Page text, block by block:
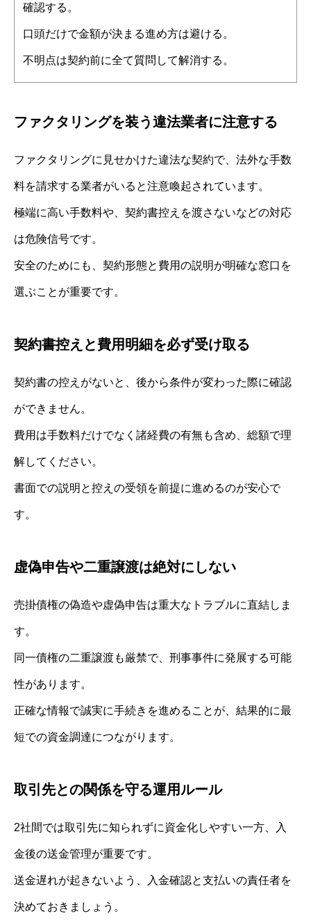
確認する。
口頭だけで金額が決まる進め方は避ける。
不明点は契約前に全て質問して解消する。
ファクタリングを装う違法業者に注意する
ファクタリングに見せかけた違法な契約で、法外な手数
料を請求する業者がいると注意喚起されています。
極端に高い手数料や、契約書控えを渡さないなどの対応
は危険信号です。
安全のためにも、契約形態と費用の説明が明確な窓口を
選ぶことが重要です。
契約書控えと費用明細を必ず受け取る
契約書の控えがないと、後から条件が変わった際に確認
ができません。
費用は手数料だけでなく諸経費の有無も含め、総額で理
解してください。
書面での説明と控えの受領を前提に進めるのが安心で
す。
虚偽申告や二重譲渡は絶対にしない
売掛債権の偽造や虚偽申告は重大なトラブルに直結しま
す。
同一債権の二重譲渡も厳禁で、刑事事件に発展する可能
性があります。
正確な情報で誠実に手続きを進めることが、結果的に最
短での資金調達につながります。
取引先との関係を守る運用ルール
2社間では取引先に知られずに資金化しやすい一方、入
金後の送金管理が重要です。
送金遅れが起きないよう、入金確認と支払いの責任者を
決めておきましょう。